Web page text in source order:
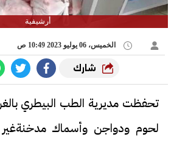
أرشيفية
الخميس، 06 يوليو 2023 10:49 ص
شارك
لحوم ودواجن وأسماك مدخنةغير